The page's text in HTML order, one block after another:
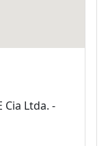
Cia Ltda. -